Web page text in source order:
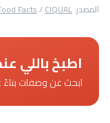
المصدر: Facts/CIQUAL
اطبخ باللي
ابحث عن وصفات